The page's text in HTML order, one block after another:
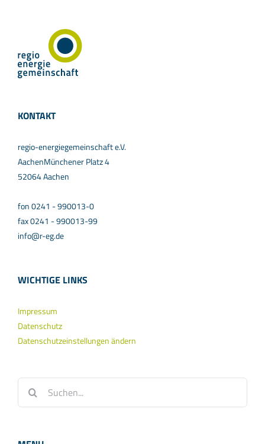
KONTAKT
regio-energiegemeinschaft e.V.
AachenMünchener Platz 4
52064 Aachen
fon 0241 - 990013-0
fax 0241 - 990013-99
info@r-eg.de
WICHTIGE LINKS
Impressum
Datenschutz
Datenschutzeinstellungen ändern
nach: